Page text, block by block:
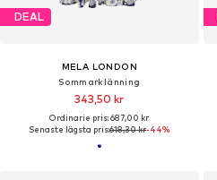
DEAL
MELA LONDON
Sommarklänning
343,50 kr
Ordinarie pris: 687,00 kr
Senaste lägsta pris:618,30 kr-44%